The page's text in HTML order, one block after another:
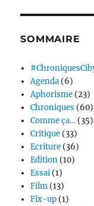
SOMMAIRE
Agenda(6)
Aphorisme(23)
Chroniques (60)
Comme ça…(35)
Critique(33)
Ecriture(36)
Edition(10)
Essai(1)
Film(13)
Fix-up(1)